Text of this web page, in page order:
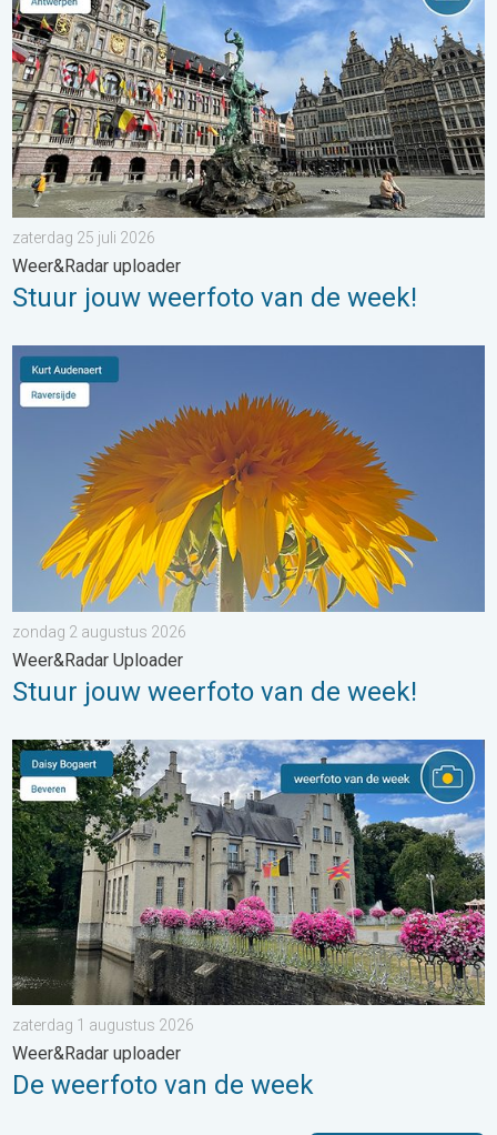
zaterdag 25 juli 2026
Weer&Radar uploader
Stuur jouw weerfoto van de week!
Stuur jouw weerfoto van de week!. Weer&Radar Uploader. . .
zondag 2 augustus 2026
Weer&Radar Uploader
Stuur jouw weerfoto van de week!
De weerfoto van de week. Weer&Radar uploader. . . zaterdag
zaterdag 1 augustus 2026
Weer&Radar uploader
De weerfoto van de week